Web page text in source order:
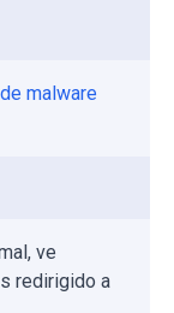
malware
ve
redirigido a